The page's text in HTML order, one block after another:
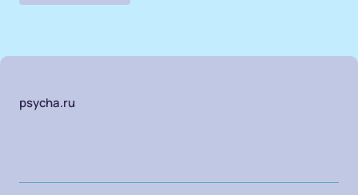
psycha.ru